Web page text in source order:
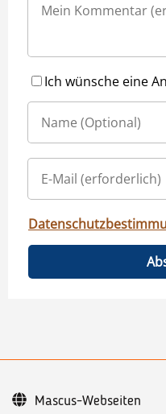
Ich wünsche eine
Mascus-Webseiten